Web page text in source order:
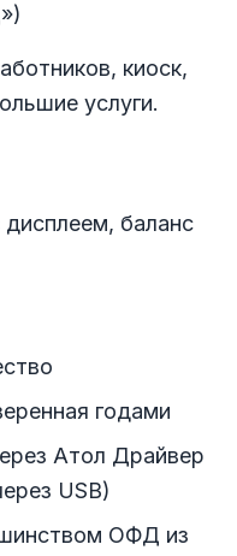
киоск,
услуги.
дисплеем, баланс
годами
Атол Драйвер
USB)
ОФД из